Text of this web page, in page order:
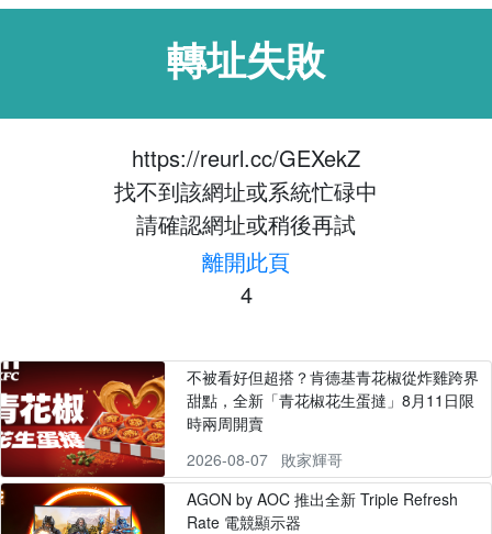
轉址失敗
https://reurl.cc/GEXekZ
找不到該網址或系統忙碌中
請確認網址或稍後再試
離開此頁
4
不被看好但超搭？肯德基青花椒從炸雞跨界
甜點，全新「青花椒花生蛋撻」8月11日限
時兩周開賣
2026-08-07
敗家輝哥
AGON by AOC 推出全新 Triple Refresh
Rate 電競顯示器